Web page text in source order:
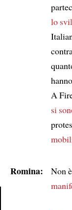
lo
A
si
Romina:
Non